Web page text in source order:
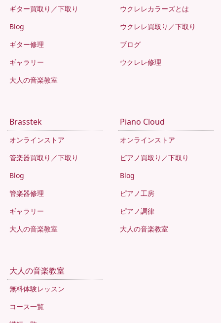
ギター買取り／下取り
Blog
ギター修理
ギャラリー
大人の音楽教室
ウクレレカラーズとは
ウクレレ買取り／下取り
ブログ
ウクレレ修理
Brasstek
オンラインストア
管楽器買取り／下取り
Blog
管楽器修理
ギャラリー
大人の音楽教室
Piano Cloud
オンラインストア
ピアノ買取り／下取り
Blog
ピアノ工房
ピアノ調律
大人の音楽教室
大人の音楽教室
無料体験レッスン
コース一覧